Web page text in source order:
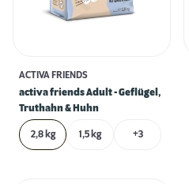
ACTIVA FRIENDS
activa friends Adult - Geflügel,
Truthahn & Huhn
2,8 kg 1,5 kg +3